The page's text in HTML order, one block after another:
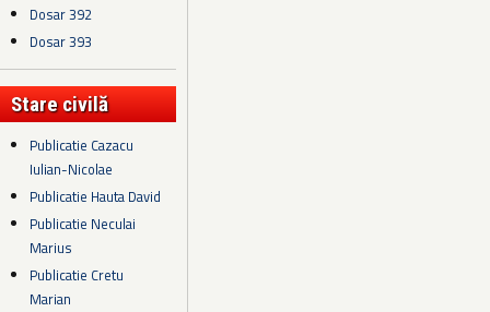
Dosar 392
Dosar 393
Stare civilă
Publicatie Cazacu
Iulian-Nicolae
Publicatie Hauta David
Publicatie Neculai
Marius
Publicatie Cretu
Marian